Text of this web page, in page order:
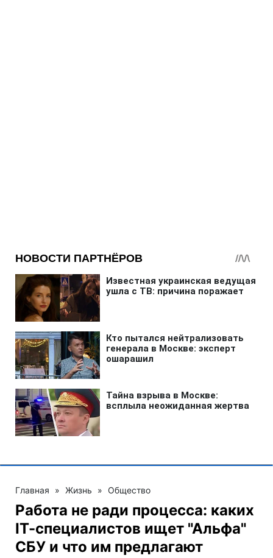
Главная » Жизнь » Общество
Работа не ради процесса: каких
ІТ-специалистов ищет "Альфа"
СБУ и что им предлагают